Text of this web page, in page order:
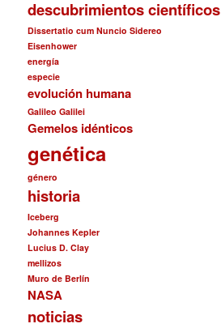
descubrimientos científicos
Dissertatio cum Nuncio Sidereo
Eisenhower
energía
especie
evolución humana
Galileo Galilei
Gemelos idénticos
genética
género
historia
Iceberg
Johannes Kepler
Lucius D. Clay
mellizos
Muro de Berlín
NASA
noticias